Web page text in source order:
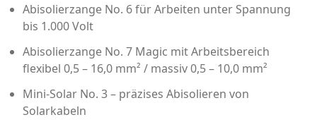
Abisolierzange No. 6 für Arbeiten unter Spannung
bis 1.000 Volt
Abisolierzange No. 7 Magic mit Arbeitsbereich
flexibel 0,5 – 16,0 mm² / massiv 0,5 – 10,0 mm²
Mini-Solar No. 3 – präzises Abisolieren von
Solarkabeln